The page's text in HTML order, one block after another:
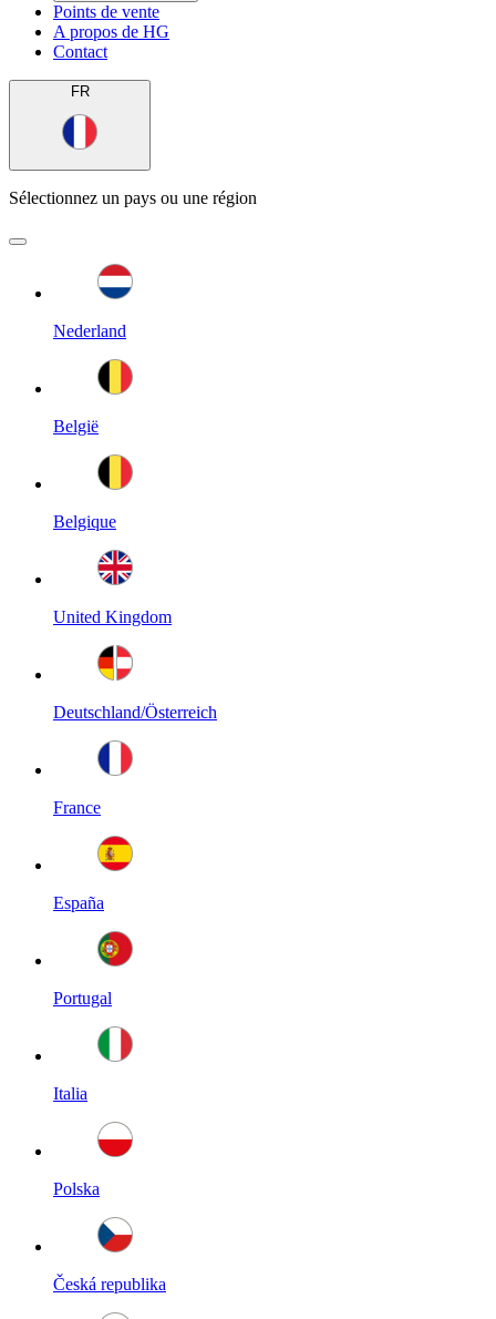
Points de vente
A propos de HG
Contact
FR
Sélectionnez un pays ou une région
Nederland
België
Belgique
United Kingdom
Deutschland/Österreich
France
España
Portugal
Italia
Polska
Česká republika